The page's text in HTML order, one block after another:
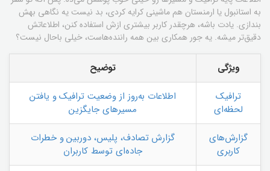
به استانبول یا ارمنستان هم ماشینی کرایه کردی، بد نیست یه نگاهی بهش
بندازی. یادت باشه، هرچقدر کاربر بیشتری ازش استفاده کنن، اطلاعاتش
دقیق‌تر میشه. یه جور همکاری بین همه راننده‌هاست، خیلی باحال نیست؟
ویژگی
توضیح
ترافیک
لحظه‌ای
اطلاعات به‌روز از وضعیت ترافیک و یافتن
مسیرهای جایگزین
گزارش‌های
کاربری
گزارش تصادف، پلیس، دوربین و خطرات
جاده‌ای توسط کاربران